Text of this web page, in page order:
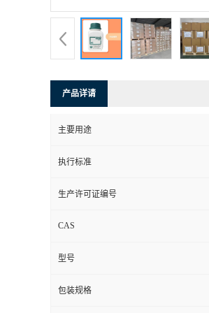
产品详请
主要用途
执行标准
生产许可证编号
CAS
型号
包装规格